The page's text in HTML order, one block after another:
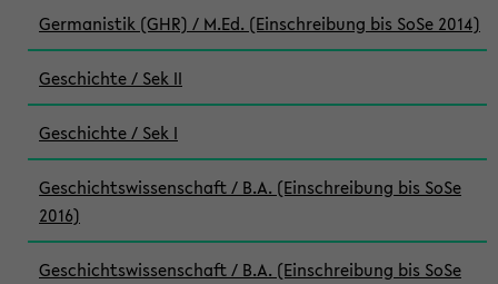
Germanistik (GHR) / M.Ed. (Einschreibung bis SoSe 2014)
Geschichte / Sek II
Geschichte / Sek I
Geschichtswissenschaft / B.A. (Einschreibung bis SoSe
2016)
Geschichtswissenschaft / B.A. (Einschreibung bis SoSe